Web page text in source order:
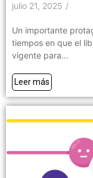
julio 21, 2025 /
Un importante
tiempos en que el
vigente para...
Leer más